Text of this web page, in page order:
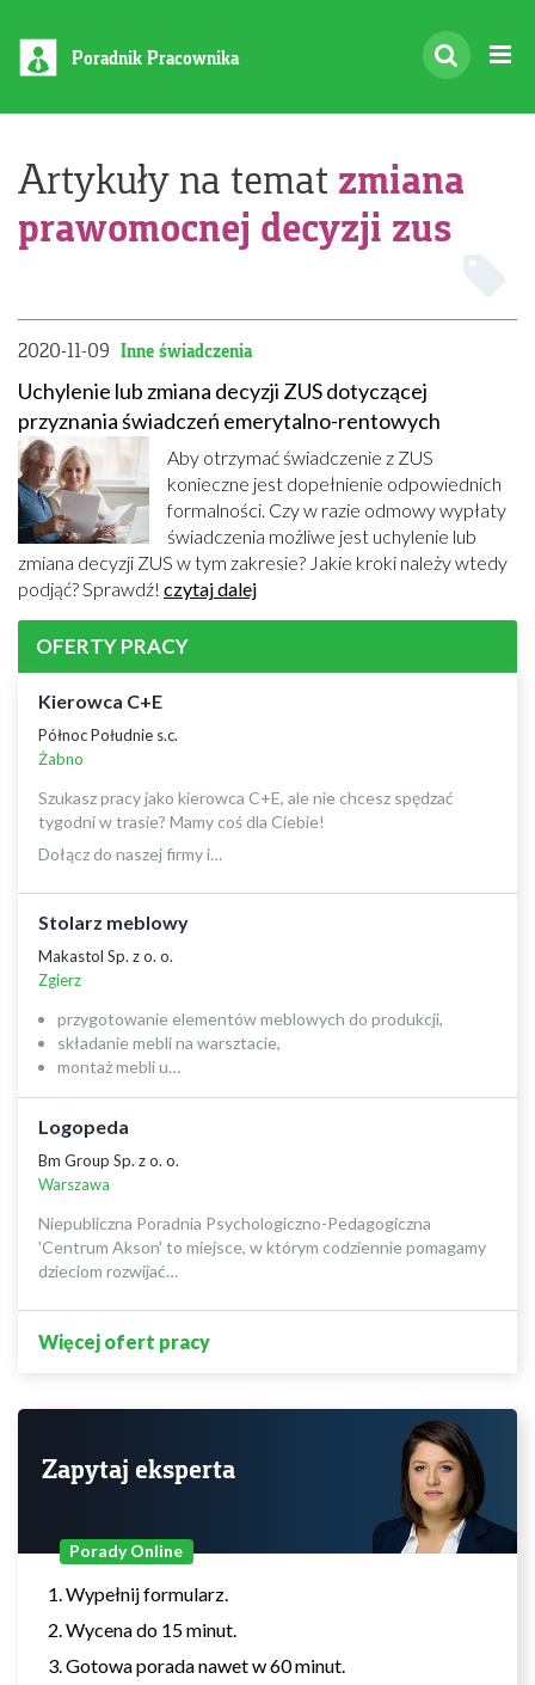
Poradnik Pracownika
Artykuły na temat zmiana
prawomocnej decyzji zus
2020-11-09 Inne świadczenia
Uchylenie lub zmiana decyzji ZUS dotyczącej
przyznania świadczeń emerytalno-rentowych
Aby otrzymać świadczenie z ZUS
konieczne jest dopełnienie odpowiednich
formalności. Czy w razie odmowy wypłaty
świadczenia możliwe jest uchylenie lub
zmiana decyzji ZUS w tym zakresie? Jakie kroki należy wtedy
podjąć? Sprawdź! czytaj dalej
OFERTY PRACY
Kierowca C+E
Północ Południe s.c.
Żabno
Szukasz pracy jako kierowca C+E, ale nie chcesz spędzać
tygodni w trasie? Mamy coś dla Ciebie!
Dołącz do naszej firmy i…
Stolarz meblowy
Makastol Sp. z o. o.
Zgierz
przygotowanie elementów meblowych do produkcji,
składanie mebli na warsztacie,
montaż mebli u…
Logopeda
Bm Group Sp. z o. o.
Warszawa
Niepubliczna Poradnia Psychologiczno-Pedagogiczna
'Centrum Akson' to miejsce, w którym codziennie pomagamy
dzieciom rozwijać…
Więcej ofert pracy
Zapytaj eksperta
Porady Online
Wypełnij formularz.
Wycena do 15 minut.
Gotowa porada nawet w 60 minut.